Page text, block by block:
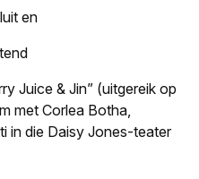
en
Juice & Jin” (uitgereik op
met Corlea Botha,
in die Daisy Jones-teater